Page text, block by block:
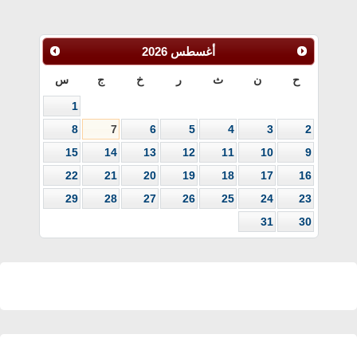
أغسطس 2026
ح ن ث ر خ ج س
1
2
3
4
5
6
7
8
9
10
11
12
13
14
15
16
17
18
19
20
21
22
23
24
25
26
27
28
29
30
31